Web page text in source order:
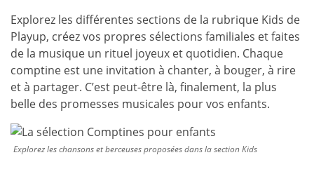
Explorez les différentes sections de la rubrique Kids de
Playup, créez vos propres sélections familiales et faites
de la musique un rituel joyeux et quotidien. Chaque
comptine est une invitation à chanter, à bouger, à rire
et à partager. C’est peut-être là, finalement, la plus
belle des promesses musicales pour vos enfants.
Explorez les chansons et berceuses proposées dans la section Kids